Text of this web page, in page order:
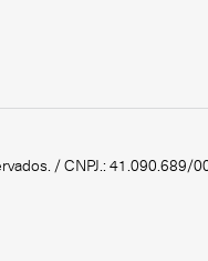
/ CNPJ.: 41.090.689/